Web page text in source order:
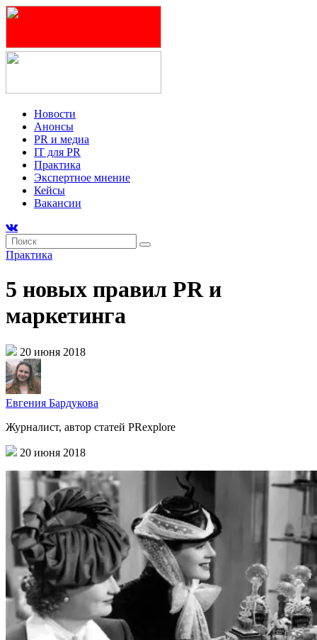
Новости
Анонсы
PR и медиа
IT для PR
Практика
Экспертное мнение
Кейсы
Вакансии
Практика
5 новых правил PR и
маркетинга
20 июня 2018
Евгения Бардукова
Журналист, автор статей PRexplore
20 июня 2018